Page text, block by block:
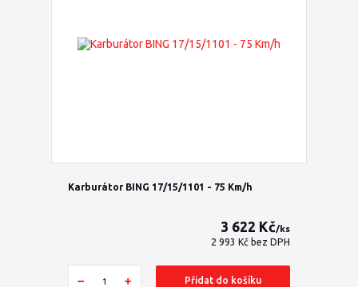
Karburátor BING 17/15/1101 - 75 Km/h
3 622 Kč/ks
2 993 Kč bez DPH
Přidat do košíku